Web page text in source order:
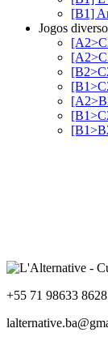
[B1]
Jogos
+55 71 98633 8628